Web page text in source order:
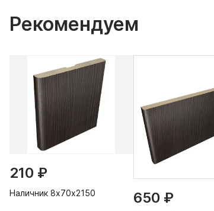
Рекомендуем
210 ₽
Наличник 8х70х2150 650 ₽